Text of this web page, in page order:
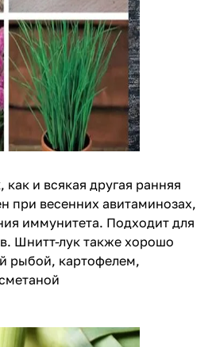
и всякая другая ранняя
при весенних авитаминозах,
иммунитета. Подходит для
Шнитт-лук также хорошо
рыбой, картофелем,